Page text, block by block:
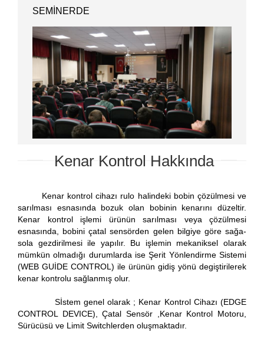
SEMİNERDE
Kenar Kontrol Hakkında
Kenar kontrol cihazı rulo halindeki bobin çözülmesi ve
sarılması esnasında bozuk olan bobinin kenarını düzeltir.
Kenar kontrol işlemi ürünün sarılması veya çözülmesi
esnasında, bobini çatal sensörden gelen bilgiye göre sağa-
sola gezdirilmesi ile yapılır. Bu işlemin mekaniksel olarak
mümkün olmadığı durumlarda ise Şerit Yönlendirme Sistemi
(WEB GUİDE CONTROL) ile ürünün gidiş yönü degiştirilerek
kenar kontrolu sağlanmış olur.
Sİstem genel olarak ; Kenar Kontrol Cihazı (EDGE
CONTROL DEVICE), Çatal Sensör ,Kenar Kontrol Motoru,
Sürücüsü ve Limit Switchlerden oluşmaktadır.